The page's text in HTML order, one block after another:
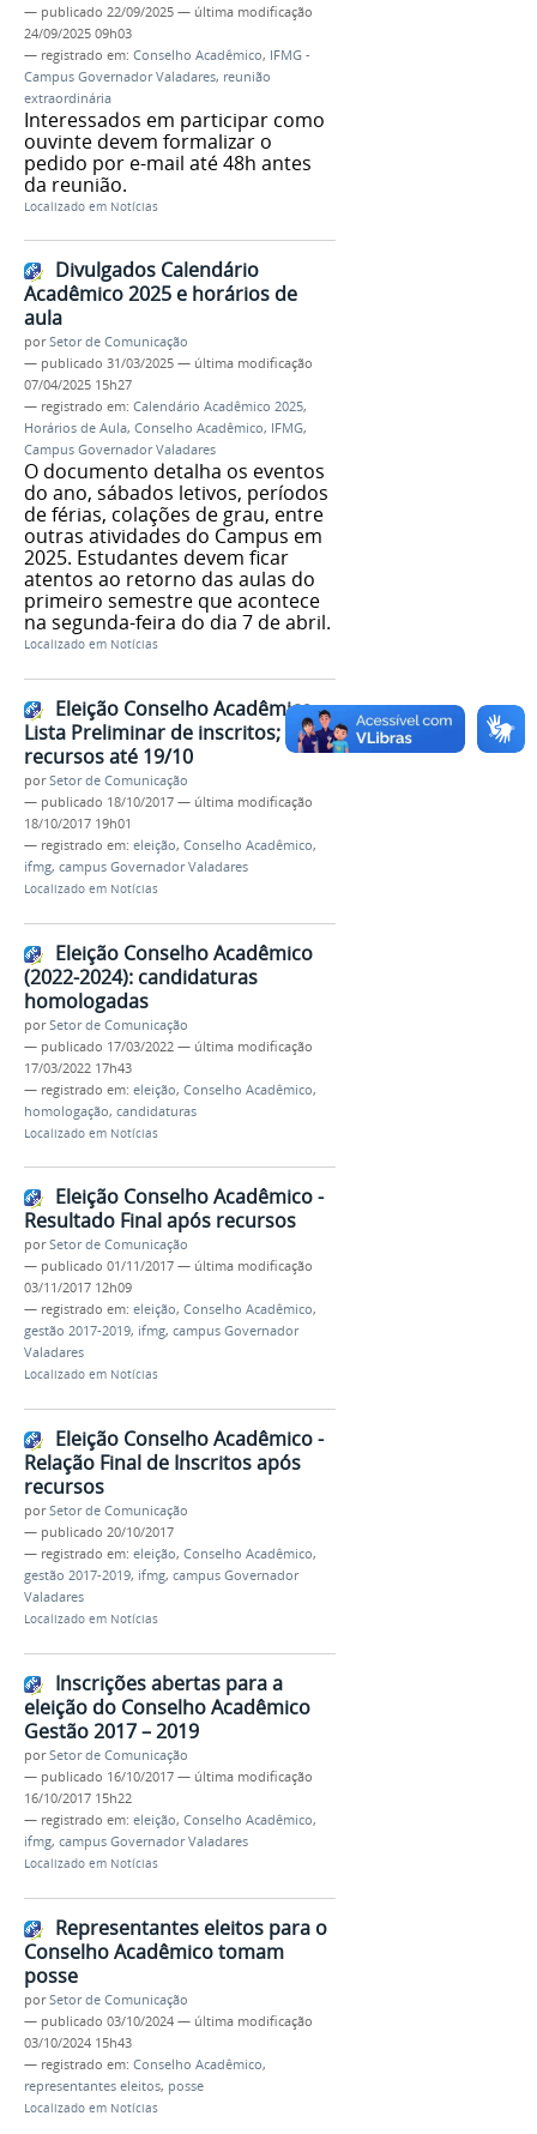
— publicado 22/09/2025 — última modificação
24/09/2025 09h03
— registrado em: Conselho Acadêmico, IFMG -
Campus Governador Valadares, reunião
extraordinária
Interessados em participar como
ouvinte devem formalizar o
pedido por e-mail até 48h antes
da reunião.
Localizado em Notícias
Divulgados Calendário
Acadêmico 2025 e horários de
aula
porSetor de Comunicação
— publicado 31/03/2025 — última modificação
07/04/2025 15h27
— registrado em: Calendário Acadêmico 2025,
Horários de Aula, Conselho Acadêmico, IFMG,
Campus Governador Valadares
O documento detalha os eventos
do ano, sábados letivos, períodos
de férias, colações de grau, entre
outras atividades do Campus em
2025. Estudantes devem ficar
atentos ao retorno das aulas do
primeiro semestre que acontece
na segunda-feira do dia 7 de abril.
Localizado em Notícias
Eleição Conselho Acadêmico -
Lista Preliminar de inscritos;
recursos até 19/10
porSetor de Comunicação
— publicado 18/10/2017 — última modificação
18/10/2017 19h01
— registrado em: eleição, Conselho Acadêmico,
ifmg, campus Governador Valadares
Localizado em Notícias
Eleição Conselho Acadêmico
(2022-2024): candidaturas
homologadas
porSetor de Comunicação
— publicado 17/03/2022 — última modificação
17/03/2022 17h43
— registrado em: eleição, Conselho Acadêmico,
homologação, candidaturas
Localizado em Notícias
Eleição Conselho Acadêmico -
Resultado Final após recursos
porSetor de Comunicação
— publicado 01/11/2017 — última modificação
03/11/2017 12h09
— registrado em: eleição, Conselho Acadêmico,
gestão 2017-2019, ifmg, campus Governador
Valadares
Localizado em Notícias
Eleição Conselho Acadêmico -
Relação Final de Inscritos após
recursos
porSetor de Comunicação
— publicado 20/10/2017
— registrado em: eleição, Conselho Acadêmico,
gestão 2017-2019, ifmg, campus Governador
Valadares
Localizado em Notícias
Inscrições abertas para a
eleição do Conselho Acadêmico
Gestão 2017 – 2019
porSetor de Comunicação
— publicado 16/10/2017 — última modificação
16/10/2017 15h22
— registrado em: eleição, Conselho Acadêmico,
ifmg, campus Governador Valadares
Localizado em Notícias
Representantes eleitos para o
Conselho Acadêmico tomam
posse
porSetor de Comunicação
— publicado 03/10/2024 — última modificação
03/10/2024 15h43
— registrado em: Conselho Acadêmico,
representantes eleitos, posse
Localizado em Notícias